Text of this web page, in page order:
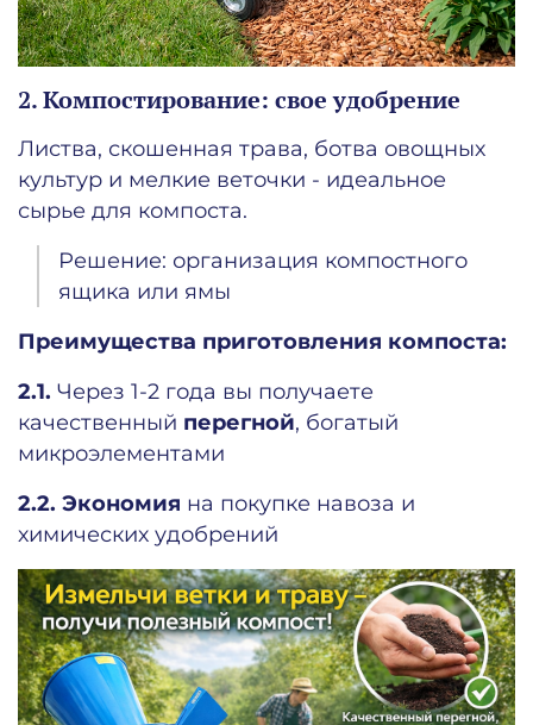
2. Компостирование: свое удобрение
Листва, скошенная трава, ботва овощных
культур и мелкие веточки - идеальное
сырье для компоста.
Решение: организация компостного
ящика или ямы
Преимущества приготовления компоста:
2.1. Через 1-2 года вы получаете
качественный перегной, богатый
микроэлементами
2.2. Экономия на покупке навоза и
химических удобрений